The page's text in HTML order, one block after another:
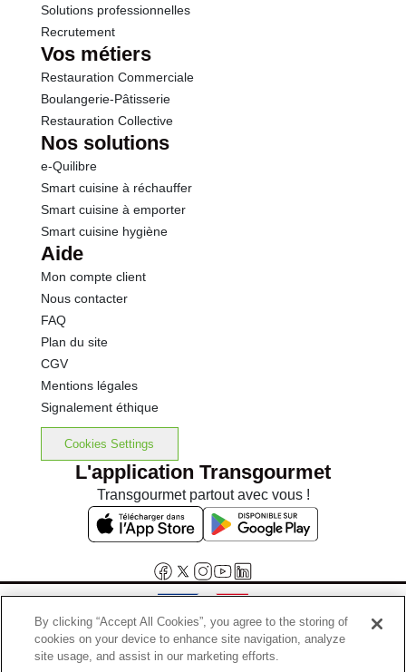
Solutions professionnelles
Recrutement
Vos métiers
Restauration Commerciale
Boulangerie-Pâtisserie
Restauration Collective
Nos solutions
e-Quilibre
Smart cuisine à réchauffer
Smart cuisine à emporter
Smart cuisine hygiène
Aide
Mon compte client
Nous contacter
FAQ
Plan du site
CGV
Mentions légales
Signalement éthique
Cookies Settings
L'application Transgourmet
Transgourmet partout avec vous !
Interdiction de vente de boissons alcooliques aux mineurs de
By clicking “Accept All Cookies”, you agree to the storing of
cookies on your device to enhance site navigation, analyze
site usage, and assist in our marketing efforts.